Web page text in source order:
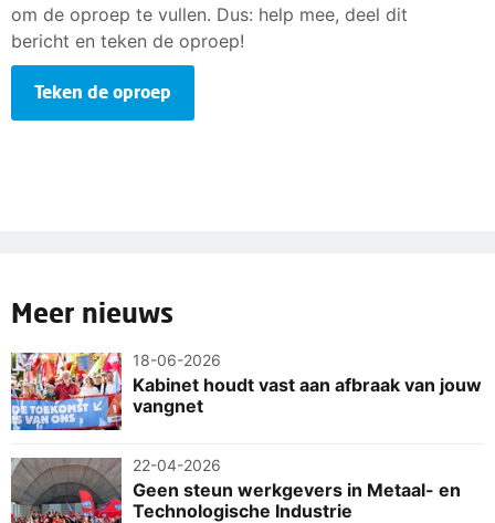
om de oproep te vullen. Dus: help mee, deel dit
bericht en teken de oproep!
Teken de oproep
Meer nieuws
18-06-2026
Kabinet houdt vast aan afbraak van jouw
vangnet
22-04-2026
Geen steun werkgevers in Metaal- en
Technologische Industrie